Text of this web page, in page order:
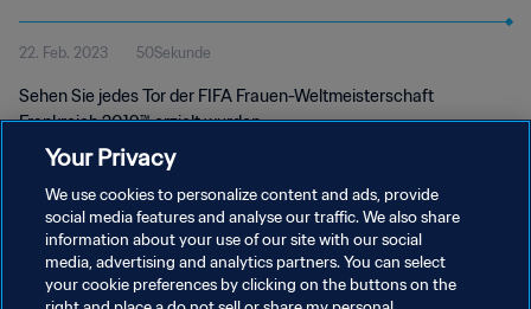
Weltmeisterschaft Frankreich 2019™
22. Feb. 2023 50Sekunde
Sehen Sie jedes Tor der FIFA Frauen-Weltmeisterschaft
Frankreich 2019™ erzielt wurden.
DATENSCHUTZ
Your Privacy
We use cookies to personalize content and ads, provide
social media features and analyse our traffic. We also share
information about your use of our site with our social
media, advertising and analytics partners. You can select
your cookie preferences by clicking on the buttons on the